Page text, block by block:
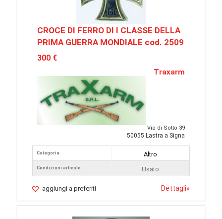
CROCE DI FERRO DI I CLASSE DELLA
PRIMA GUERRA MONDIALE cod. 2509
300 €
Traxarm
Via di Sotto 39
50055 Lastra a Signa
Categoria
Condizioni articolo
Altro
Usato
aggiungi a preferiti Dettagli»